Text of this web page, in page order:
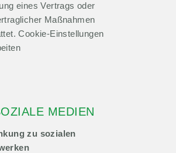
eines Vertrags oder
Maßnahmen
Cookie-Einstellungen
MEDIEN
zu sozialen